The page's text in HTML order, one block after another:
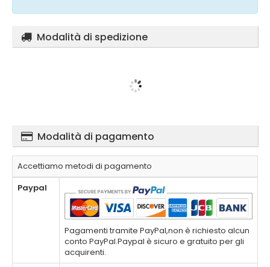
Modalità di spedizione
Modalità di pagamento
Accettiamo metodi di pagamento
Paypal
Pagamenti tramite PayPal,non è richiesto alcun
conto PayPal.Paypal è sicuro e gratuito per gli
acquirenti.